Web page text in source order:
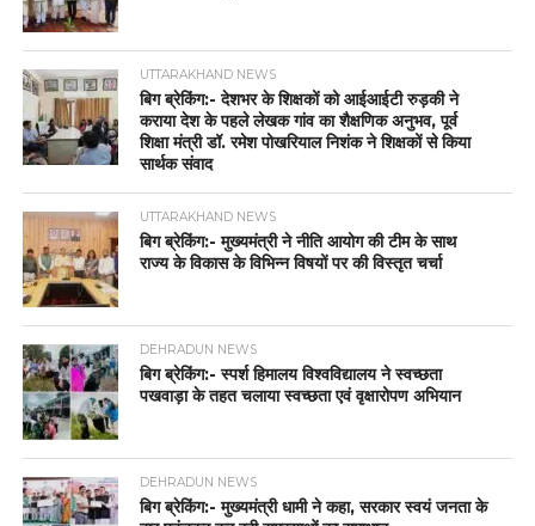
UTTARAKHAND NEWS
बिग ब्रेकिंग:- देशभर के शिक्षकों को आईआईटी रुड़की ने
कराया देश के पहले लेखक गांव का शैक्षणिक अनुभव, पूर्व
शिक्षा मंत्री डॉ. रमेश पोखरियाल निशंक ने शिक्षकों से किया
सार्थक संवाद
UTTARAKHAND NEWS
बिग ब्रेकिंग:- मुख्यमंत्री ने नीति आयोग की टीम के साथ
राज्य के विकास के विभिन्न विषयों पर की विस्तृत चर्चा
DEHRADUN NEWS
बिग ब्रेकिंग:- स्पर्श हिमालय विश्वविद्यालय ने स्वच्छता
पखवाड़ा के तहत चलाया स्वच्छता एवं वृक्षारोपण अभियान
DEHRADUN NEWS
बिग ब्रेकिंग:- मुख्यमंत्री धामी ने कहा, सरकार स्वयं जनता के